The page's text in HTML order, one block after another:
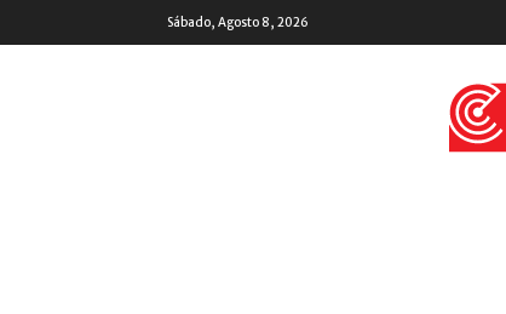
Sábado, Agosto 8, 2026